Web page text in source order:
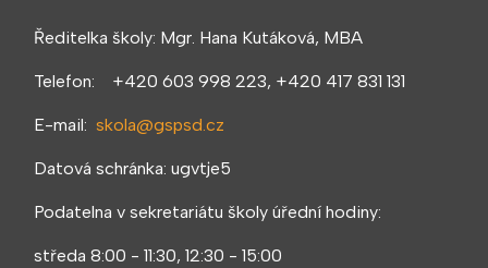
Ředitelka školy: Mgr. Hana Kutáková, MBA
Telefon: +420 603 998 223, +420 417 831 131
E-mail: skola@gspsd.cz
Datová schránka: ugvtje5
Podatelna v sekretariátu školy úřední hodiny:
středa 8:00 - 11:30, 12:30 - 15:00